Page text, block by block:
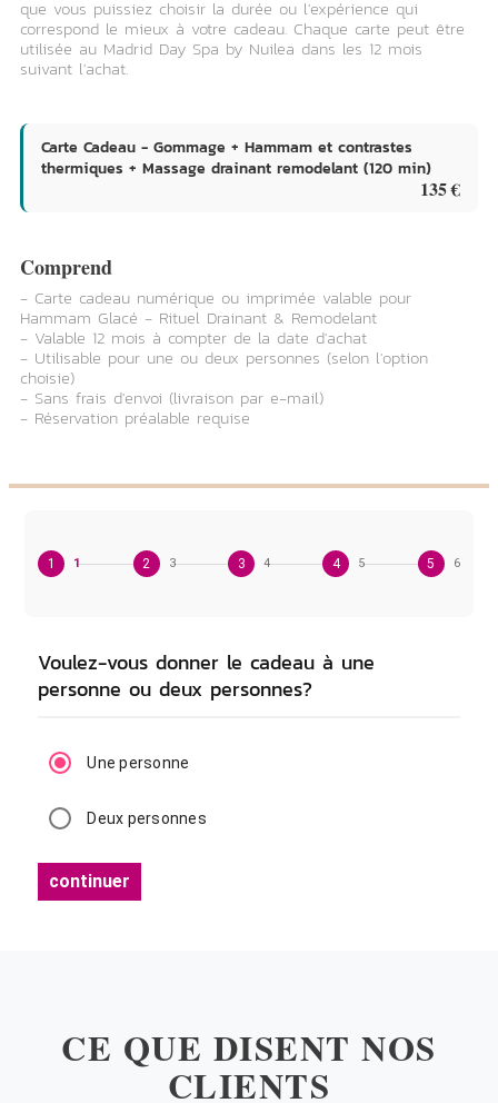
que vous puissiez choisir la durée ou l'expérience qui
correspond le mieux à votre cadeau. Chaque carte peut être
utilisée au Madrid Day Spa by Nuilea dans les 12 mois
suivant l'achat.
Carte Cadeau - Gommage + Hammam et contrastes
thermiques + Massage drainant remodelant (120 min)
135 €
Comprend
- Carte cadeau numérique ou imprimée valable pour
Hammam Glacé - Rituel Drainant & Remodelant
- Valable 12 mois à compter de la date d'achat
- Utilisable pour une ou deux personnes (selon l'option
choisie)
- Sans frais d'envoi (livraison par e-mail)
- Réservation préalable requise
1 1 2 3 3 4 4 5 5 6
Voulez-vous donner le cadeau à une
personne ou deux personnes?
Une personne
Deux personnes
continuer
CE QUE DISENT NOS
CLIENTS